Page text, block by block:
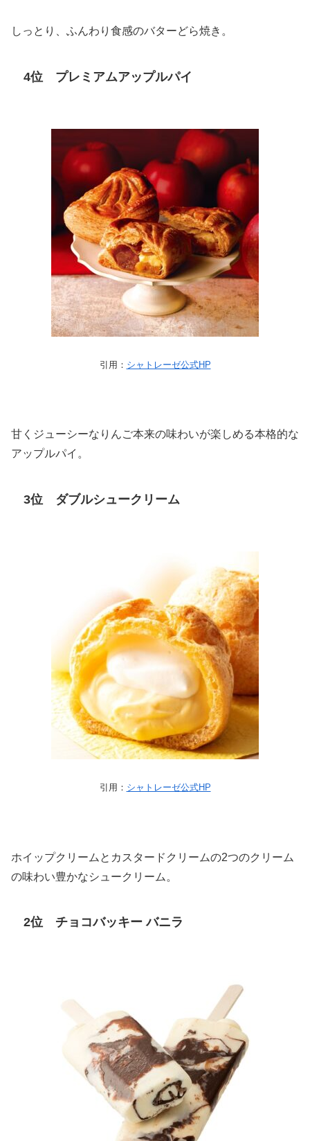
しっとり、ふんわり食感のバターどら焼き。
4位 プレミアムアップルパイ
引用： シャトレーゼ公式HP
甘くジューシーなりんご本来の味わいが楽しめる本格的な
アップルパイ。
3位 ダブルシュークリーム
引用： シャトレーゼ公式HP
ホイップクリームとカスタードクリームの2つのクリーム
の味わい豊かなシュークリーム。
2位 チョコバッキー バニラ